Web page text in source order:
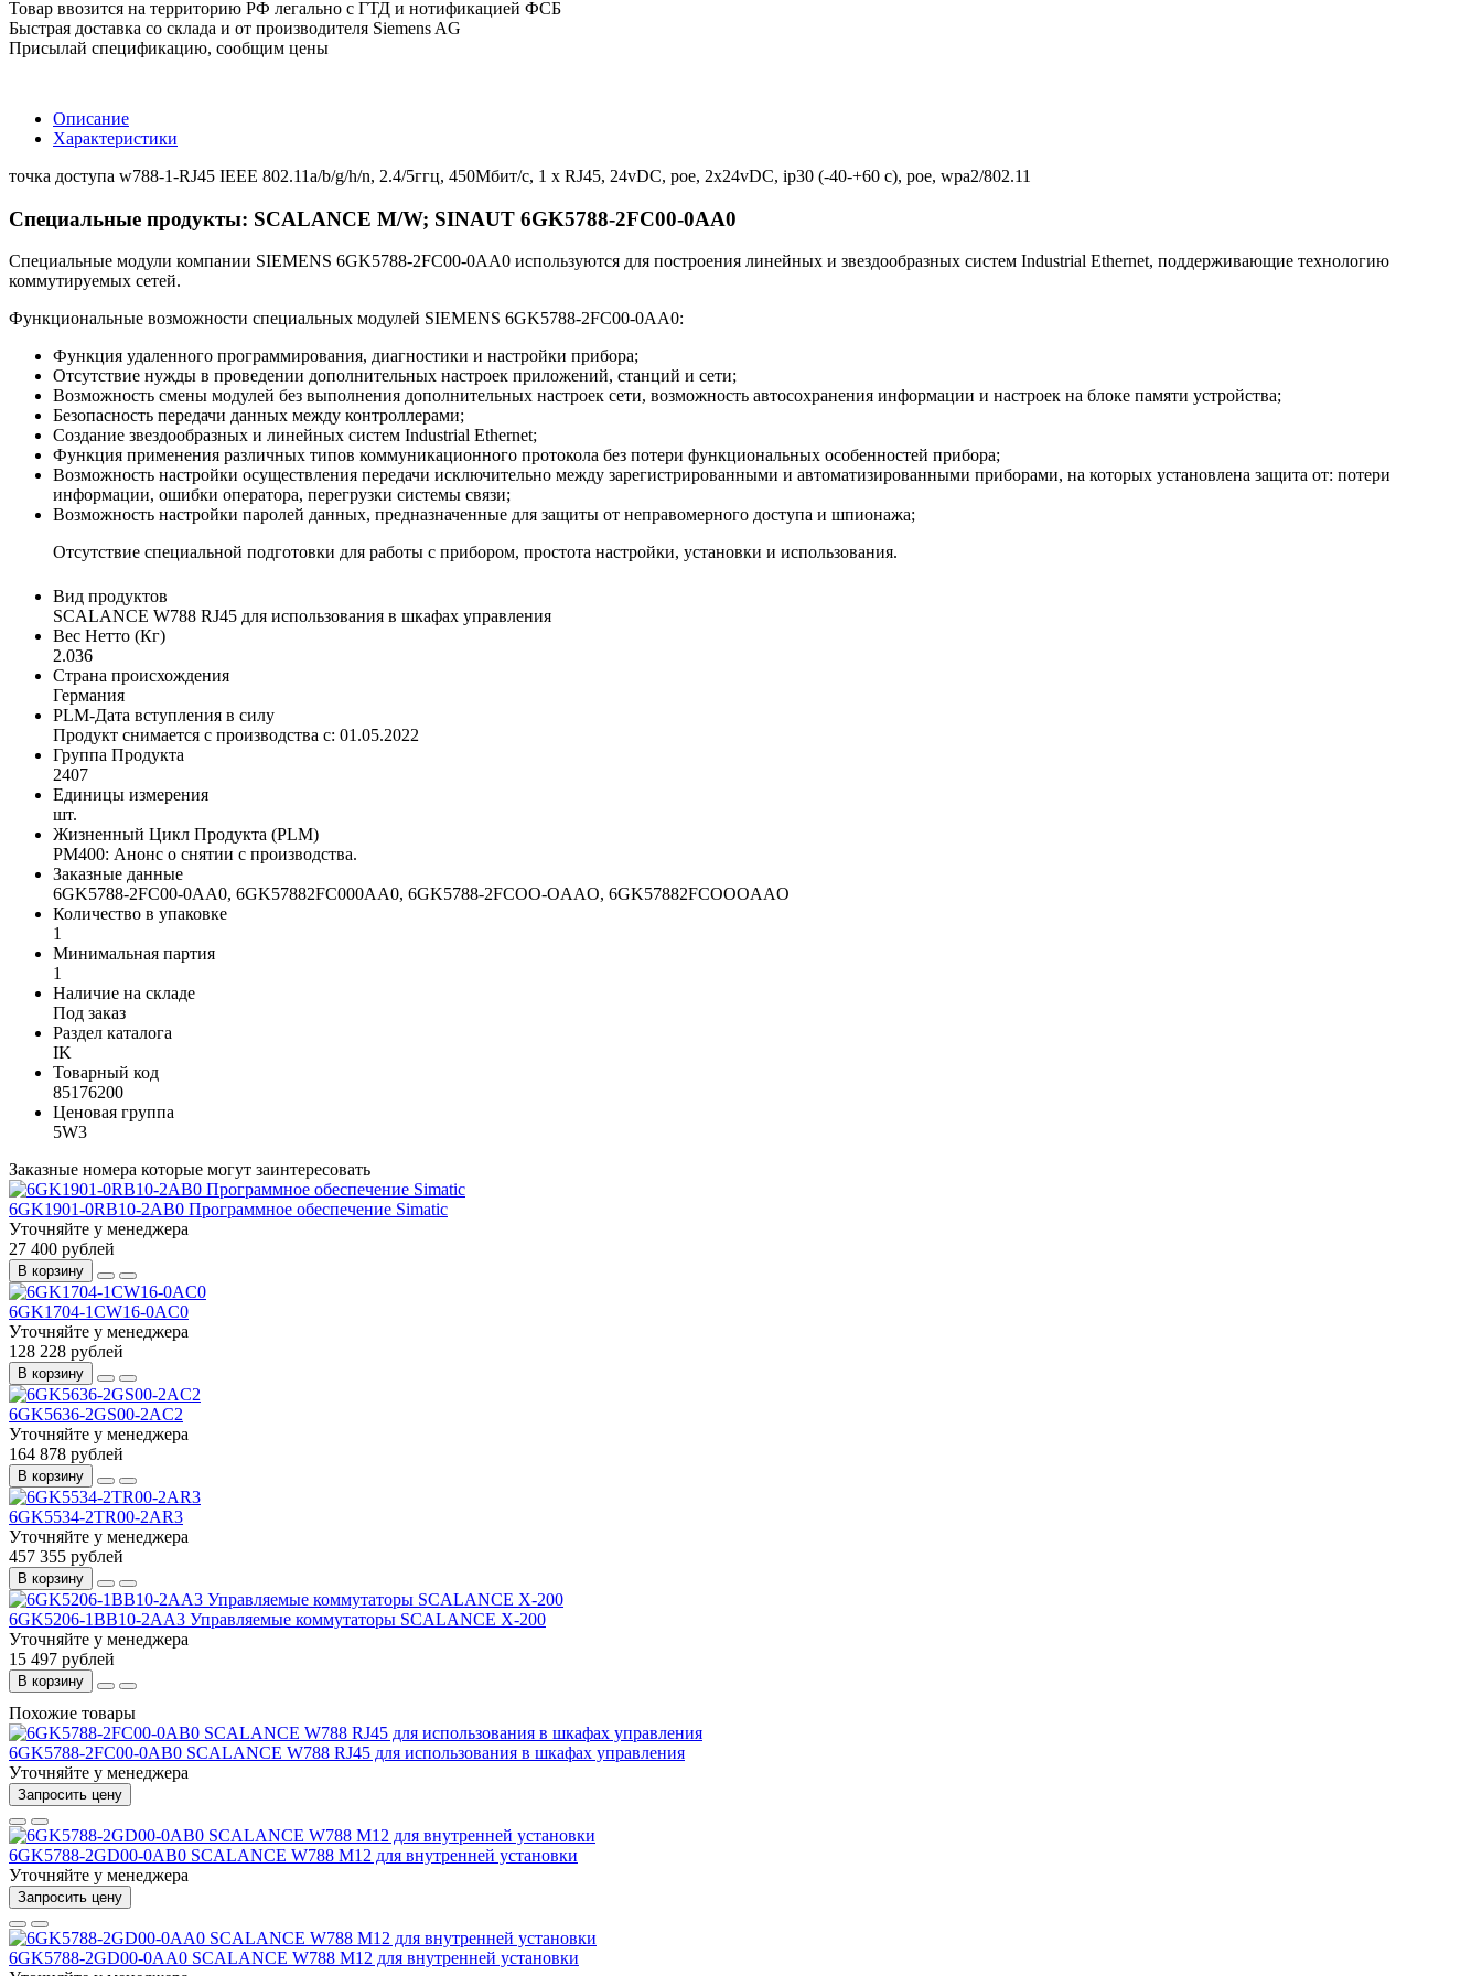
Товар ввозится на территорию РФ легально с ГТД и нотификацией ФСБ
Быстрая доставка со склада и от производителя Siemens AG
Присылай спецификацию, сообщим цены
Описание
Характеристики
точка доступа w788-1-RJ45 IEEE 802.11a/b/g/h/n, 2.4/5ггц, 450Мбит/с, 1 x RJ45, 24vDC, poe, 2x24vDC, ip30 (-40-+60 c), poe, wpa2/802.11
Специальные продукты: SCALANCE M/W; SINAUT 6GK5788-2FC00-0AA0
Специальные модули компании SIEMENS 6GK5788-2FC00-0AA0 используются для построения линейных и звездообразных систем Industrial Ethernet, поддерживающие технологию
коммутируемых сетей.
Функциональные возможности специальных модулей SIEMENS 6GK5788-2FC00-0AA0:
Функция удаленного программирования, диагностики и настройки прибора;
Отсутствие нужды в проведении дополнительных настроек приложений, станций и сети;
Возможность смены модулей без выполнения дополнительных настроек сети, возможность автосохранения информации и настроек на блоке памяти устройства;
Безопасность передачи данных между контроллерами;
Создание звездообразных и линейных систем Industrial Ethernet;
Функция применения различных типов коммуникационного протокола без потери функциональных особенностей прибора;
Возможность настройки осуществления передачи исключительно между зарегистрированными и автоматизированными приборами, на которых установлена защита от: потери
информации, ошибки оператора, перегрузки системы связи;
Возможность настройки паролей данных, предназначенные для защиты от неправомерного доступа и шпионажа;
Отсутствие специальной подготовки для работы с прибором, простота настройки, установки и использования.
Вид продуктов
SCALANCE W788 RJ45 для использования в шкафах управления
Вес Нетто (Кг)
2.036
Страна происхождения
Германия
PLM-Дата вступления в силу
Продукт снимается с производства с: 01.05.2022
Группа Продукта
2407
Единицы измерения
шт.
Жизненный Цикл Продукта (PLM)
PM400: Анонс о снятии с производства.
Заказные данные
6GK5788-2FC00-0AA0, 6GK57882FC000AA0, 6GK5788-2FCOO-OAAO, 6GK57882FCOOOAAO
Количество в упаковке
1
Минимальная партия
1
Наличие на складе
Под заказ
Раздел каталога
IK
Товарный код
85176200
Ценовая группа
5W3
Заказные номера которые могут заинтересовать
6GK1901-0RB10-2AB0 Программное обеспечение Simatic
Уточняйте у менеджера
27 400 рублей
В корзину
6GK1704-1CW16-0AC0
Уточняйте у менеджера
128 228 рублей
В корзину
6GK5636-2GS00-2AC2
Уточняйте у менеджера
164 878 рублей
В корзину
6GK5534-2TR00-2AR3
Уточняйте у менеджера
457 355 рублей
В корзину
6GK5206-1BB10-2AA3 Управляемые коммутаторы SCALANCE X-200
Уточняйте у менеджера
15 497 рублей
В корзину
Похожие товары
6GK5788-2FC00-0AB0 SCALANCE W788 RJ45 для использования в шкафах управления
Уточняйте у менеджера
Запросить цену
6GK5788-2GD00-0AB0 SCALANCE W788 M12 для внутренней установки
Уточняйте у менеджера
Запросить цену
6GK5788-2GD00-0AA0 SCALANCE W788 M12 для внутренней установки